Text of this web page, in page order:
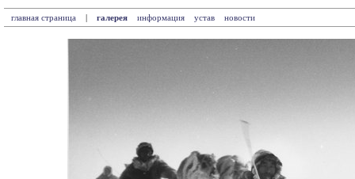
главная страница галерея информация устав новости